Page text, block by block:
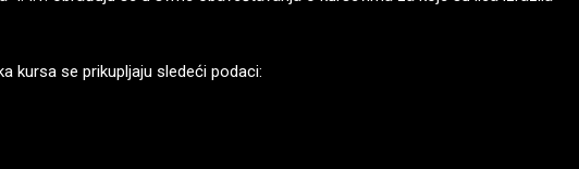
kursa se prikupljaju sledeći podaci: